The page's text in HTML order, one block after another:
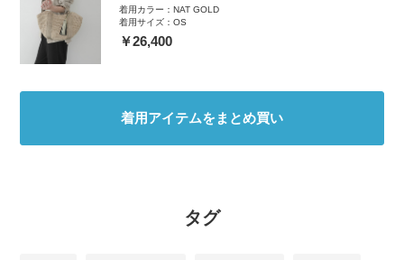
着用カラー：NAT GOLD
着用サイズ：OS
￥26,400
着用アイテムをまとめ買い
タグ